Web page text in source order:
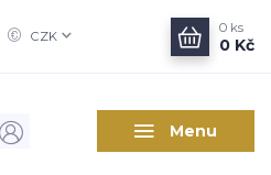
Menu
CZK
0 ks
0 Kč